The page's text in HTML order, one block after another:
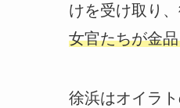
けを受け取り
女官たちが金
徐浜はオイラ